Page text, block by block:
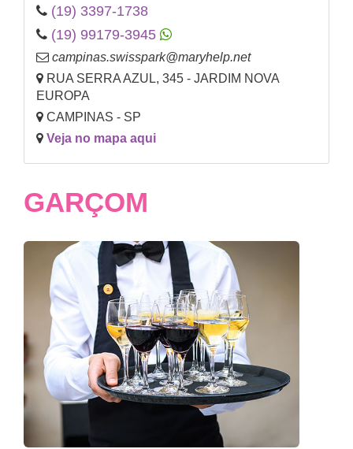
(19) 3397-1738
(19) 99179-3945
campinas.swisspark@maryhelp.net
RUA SERRA AZUL, 345 - JARDIM NOVA
EUROPA
CAMPINAS - SP
Veja no mapa aqui
GARÇOM